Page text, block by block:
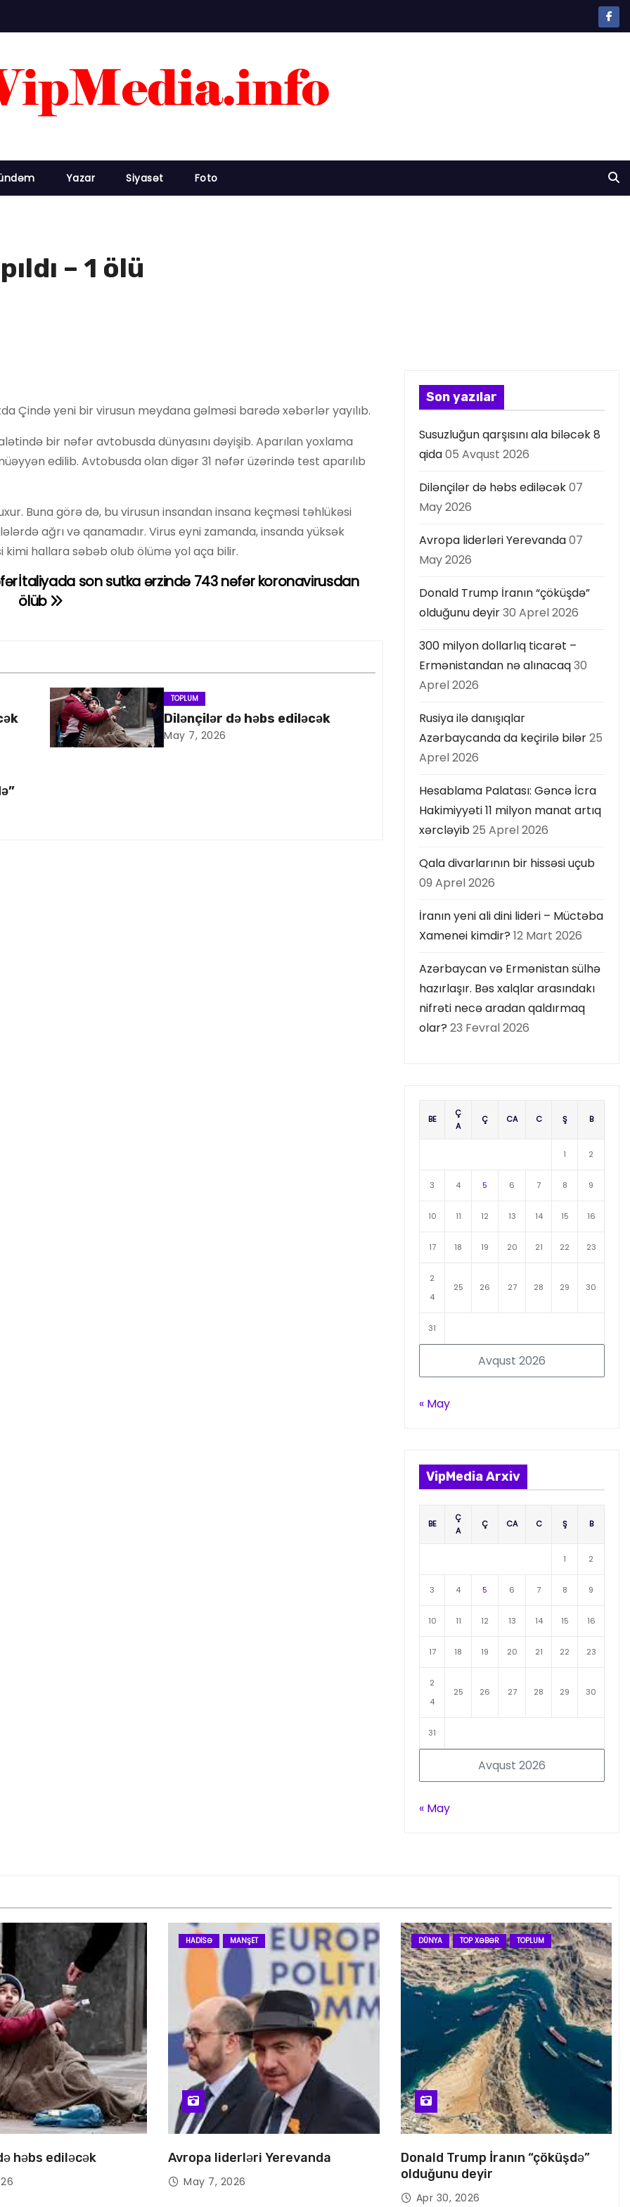
Yazar Siyasət Foto
– 1 ölü
Çində yeni bir virusun meydana gəlməsi barədə xəbərlər yayılıb.
bir nəfər avtobusda dünyasını dəyişib. Aparılan yoxlama
edilib. Avtobusda olan digər 31 nəfər üzərində test aparılıb
Buna görə də, bu virusun insandan insana keçməsi təhlükəsi
ağrı və qanamadır. Virus eyni zamanda, insanda yüksək
kimi hallara səbəb olub ölümə yol aça bilir.
İtaliyada son sutka ərzində 743 nəfər koronavirusdan
ölüb
TOPLUM
Dilənçilər də həbs ediləcək
May 7, 2026
Son yazılar
Susuzluğun qarşısını ala biləcək 8
qida05 Avqust 2026
Dilənçilər də həbs ediləcək07
May 2026
Avropa liderləri Yerevanda07
May 2026
Donald Trump İranın “çöküşdə”
olduğunu deyir30 Aprel 2026
300 milyon dollarlıq ticarət –
Ermənistandan nə alınacaq30
Aprel 2026
Rusiya ilə danışıqlar
Azərbaycanda da keçirilə bilər25
Aprel 2026
Hesablama Palatası: Gəncə İcra
Hakimiyyəti 11 milyon manat artıq
xərcləyib25 Aprel 2026
Qala divarlarının bir hissəsi uçub
09 Aprel 2026
İranın yeni ali dini lideri – Müctəba
Xamenei kimdir? 12 Mart 2026
Azərbaycan və Ermənistan sülhə
hazırlaşır. Bəs xalqlar arasındakı
nifrəti necə aradan qaldırmaq
olar? 23 Fevral 2026
Avqust 2026
BE
Ç
A
Ç CA C Ş B
1 2
3 4 5 6 7 8 9
10 11 12 13 14 15 16
17 18 19 20 21 22 23
2
4
25 26 27 28 29 30
31
« May
VipMedia Arxiv
Avqust 2026
BE
Ç
A
Ç CA C Ş B
1 2
3 4 5 6 7 8 9
10 11 12 13 14 15 16
17 18 19 20 21 22 23
2
4
25 26 27 28 29 30
31
« May
həbs ediləcək
HADISƏ MANŞET
Avropa liderləri Yerevanda
May 7, 2026
DÜNYA TOP XƏBƏR TOPLUM
Donald Trump İranın “çöküşdə”
olduğunu deyir
Apr 30, 2026